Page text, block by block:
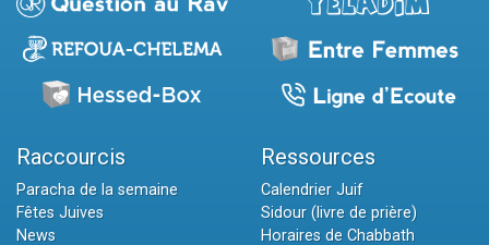
Raccourcis
Paracha de la semaine
Fêtes Juives
News
Ressources
Calendrier Juif
Sidour (livre de prière)
Horaires de Chabbath